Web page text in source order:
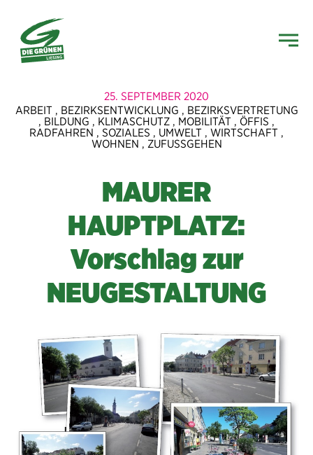
25. SEPTEMBER 2020
ARBEIT , BEZIRKSENTWICKLUNG , BEZIRKSVERTRETUNG
, BILDUNG , KLIMASCHUTZ , MOBILITÄT , ÖFFIS ,
RADFAHREN , SOZIALES , UMWELT , WIRTSCHAFT ,
WOHNEN , ZUFUSSGEHEN
MAURER
HAUPTPLATZ:
Vorschlag zur
NEUGESTALTUNG